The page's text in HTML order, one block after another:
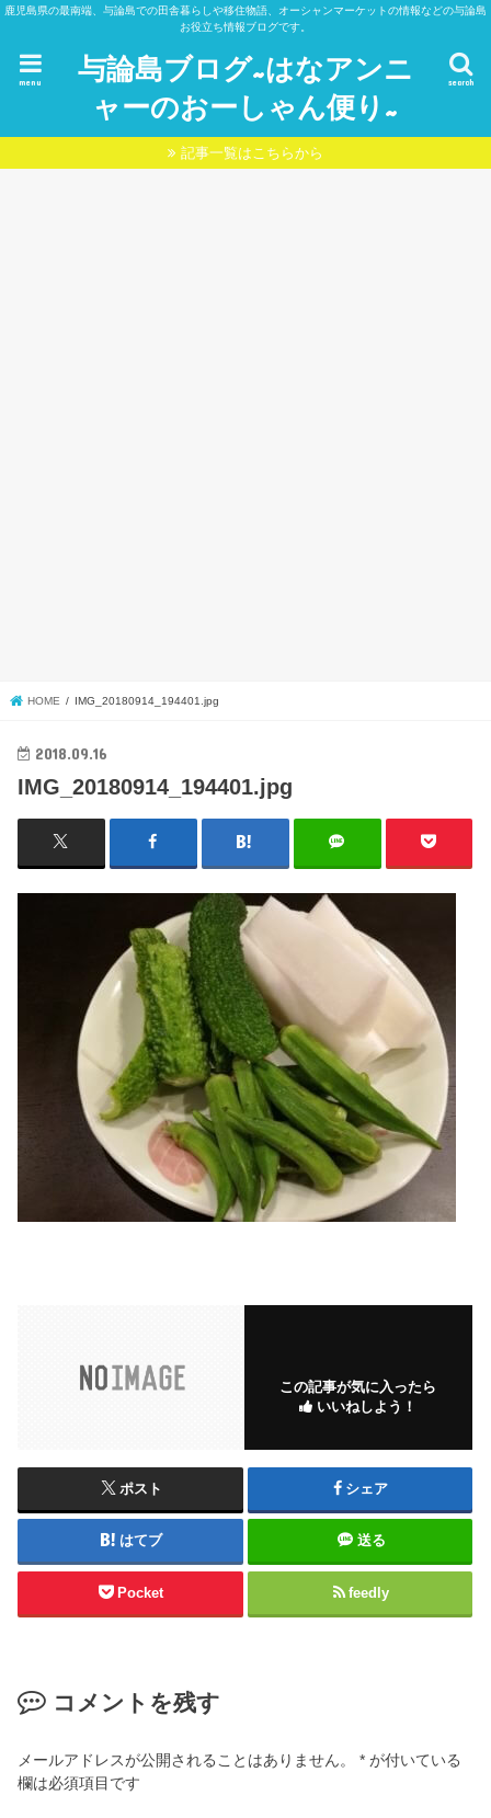
鹿児島県の最南端、与論島での田舎暮らしや移住物語、オーシャンマーケットの情報などの与論島
お役立ち情報ブログです。
与論島ブログ~はなアンニ
ャーのおーしゃん便り~
search
menu
記事一覧はこちらから
HOME IMG_20180914_194401.jpg
2018.09.16
IMG_20180914_194401.jpg
この記事が気に入ったら
いいねしよう！
ポスト シェア
はてブ 送る
Pocket feedly
コメントを残す
メールアドレスが公開されることはありません。 * が付いている
欄は必須項目です